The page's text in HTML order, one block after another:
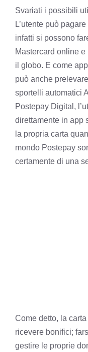
Svariati i possibili
L’utente può
infatti si possono
Mastercard online
il globo. E come
può anche
sportelli automatici
Postepay Digital,
direttamente in app
la propria carta
mondo Postepay
certamente di una
Come detto, la
ricevere bonifici;
gestire le proprie